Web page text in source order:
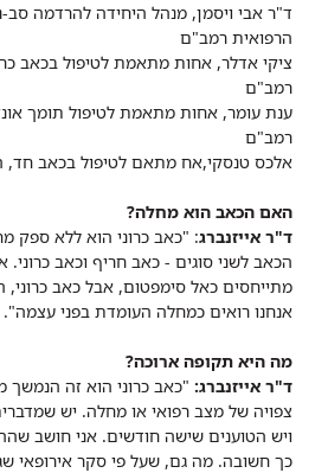
ד"ר אבי ויסמן, מנהל היחידה להרדמה סב-
הרפואית רמב"ם
ציקי אדלר, אחות מתאמת לטיפול בכאב
רמב"ם
ענת עומר, אחות מתאמת לטיפול תומך
רמב"ם
אלכס טנסקי,אח מתאם לטיפול בכאב חד,
האם הכאב הוא מחלה?
ד"ר אייזנברג: "כאב כרוני הוא ללא ספק
הכאב לשני סוגים - כאב חריף וכאב כרוני.
מתייחסים כאל סימפטום, אבל כאב
אנחנו רואים כמחלה העומדת בפני עצמה".
מה היא תקופה ארוכה?
ד"ר אייזנברג: "כאב כרוני הוא זה
צפויה של מצב רפואי או מחלה. יש
ויש הטוענים שישה חודשים. אני חושב
כך חשובה. מה גם, שעל פי סקר אירופאי